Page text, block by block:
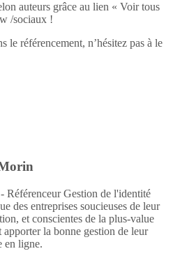
auteurs grâce au lien « Voir tous
/sociaux !
le référencement, n’hésitez pas à le
Référenceur Gestion de l'identité
des entreprises soucieuses de leur
et conscientes de la plus-value
apporter la bonne gestion de leur
en ligne.